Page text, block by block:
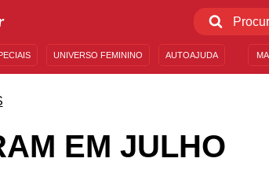
UNIVERSO FEMININO AUTOAJUDA
EM JULHO